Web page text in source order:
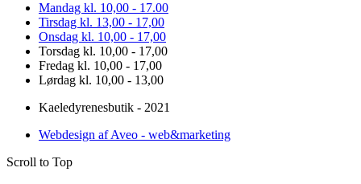
Mandag kl. 10,00 - 17.00
Tirsdag kl. 13,00 - 17,00
Onsdag kl. 10,00 - 17,00
Torsdag kl. 10,00 - 17,00
Fredag kl. 10,00 - 17,00
Lørdag kl. 10,00 - 13,00
Kaeledyrenesbutik - 2021
Webdesign af Aveo - web&marketing
Scroll to Top